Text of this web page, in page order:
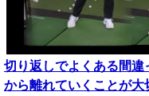
切り返しでよくある間
から離れていくことが大